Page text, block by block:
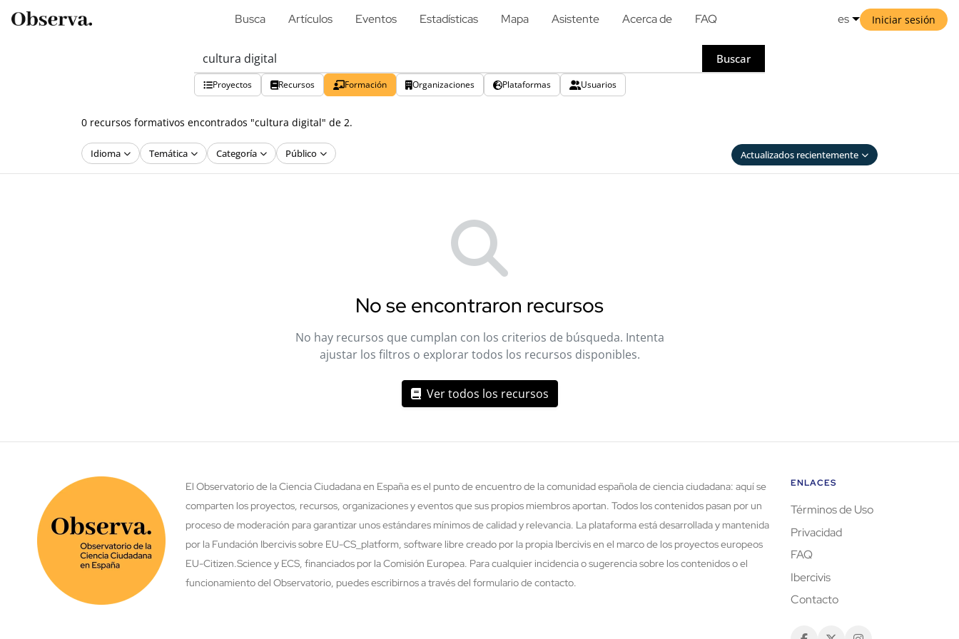
es Iniciar sesión
Busca Artículos Eventos Estadísticas Mapa Asistente Acerca de FAQ
Buscar
Proyectos Recursos Formación Organizaciones Plataformas Usuarios
0 recursos formativos encontrados "cultura digital" de 2.
Idioma Temática Categoría Público Actualizados recientemente
No se encontraron recursos
No hay recursos que cumplan con los criterios de búsqueda. Intenta
ajustar los filtros o explorar todos los recursos disponibles.
Ver todos los recursos
El Observatorio de la Ciencia Ciudadana en España es el punto de encuentro de la comunidad española de ciencia ciudadana: aquí se
comparten los proyectos, recursos, organizaciones y eventos que sus propios miembros aportan. Todos los contenidos pasan por un
proceso de moderación para garantizar unos estándares mínimos de calidad y relevancia. La plataforma está desarrollada y mantenida
por la Fundación Ibercivis sobre EU-CS_platform, software libre creado por la propia Ibercivis en el marco de los proyectos europeos
EU-Citizen.Science y ECS, financiados por la Comisión Europea. Para cualquier incidencia o sugerencia sobre los contenidos o el
funcionamiento del Observatorio, puedes escribirnos a través del formulario de contacto.
ENLACES
Términos de Uso
Privacidad
FAQ
Ibercivis
Contacto